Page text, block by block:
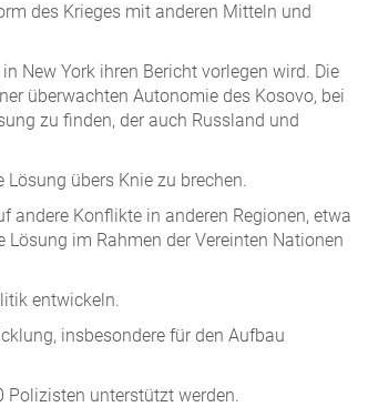
des Krieges mit anderen Mitteln und
New York ihren Bericht vorlegen wird. Die
überwachten Autonomie des Kosovo, bei
zu finden, der auch Russland und
übers Knie zu brechen.
andere Konflikte in anderen Regionen, etwa
im Rahmen der Vereinten Nationen
entwickeln.
insbesondere für den Aufbau
Polizisten unterstützt werden.